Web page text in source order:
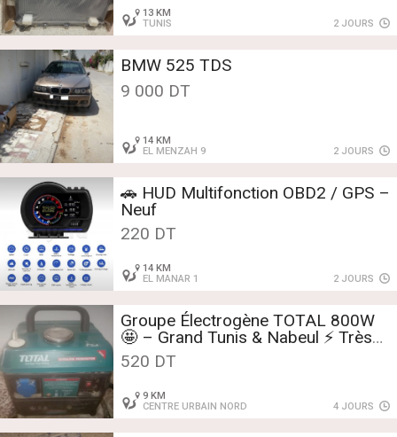
13 KM
TUNIS
2 JOURS
BMW 525 TDS
9 000 DT
14 KM
EL MENZAH 9
2 JOURS
🚗 HUD Multifonction OBD2 / GPS –
Neuf
220 DT
14 KM
EL MANAR 1
2 JOURS
Groupe Électrogène TOTAL 800W
🤩 – Grand Tunis & Nabeul ⚡ Très
Peu Servi
520 DT
9 KM
CENTRE URBAIN NORD
4 JOURS